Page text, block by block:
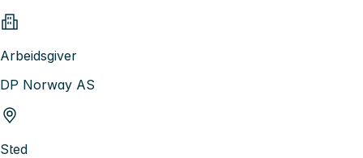
Arbeidsgiver
DP Norway AS
Sted